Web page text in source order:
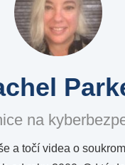
na
a točí videa o